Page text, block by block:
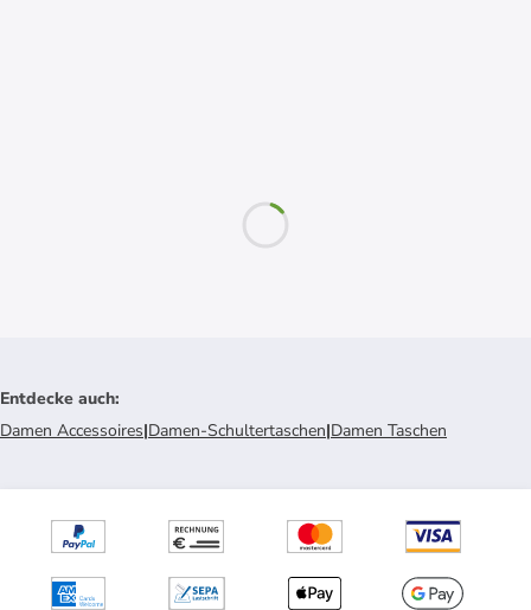
Entdecke auch:
Damen Accessoires|Damen-Schultertaschen|Damen Taschen